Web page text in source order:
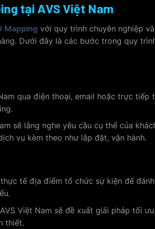
tại AVS Việt Nam
Mapping với quy trình chuyên nghiệp
Dưới đây là các bước trong quy
qua điện thoại, email hoặc trực tiếp
sẽ lắng nghe yêu cầu cụ thể của
vụ kèm theo như lắp đặt, vận hành.
tế địa điểm tổ chức sự kiện để
Việt Nam sẽ đề xuất giải pháp tối
thiết.